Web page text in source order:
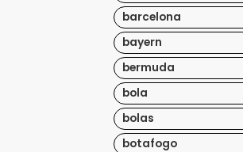
barcelona
bayern
bermuda
bola
bolas
botafogo